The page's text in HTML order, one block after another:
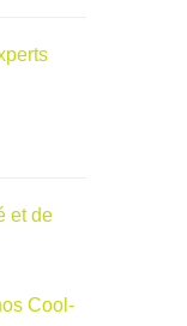
et de
Cool-